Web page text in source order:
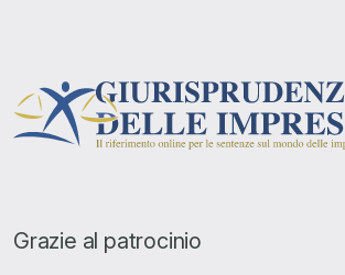
Grazie al patrocinio